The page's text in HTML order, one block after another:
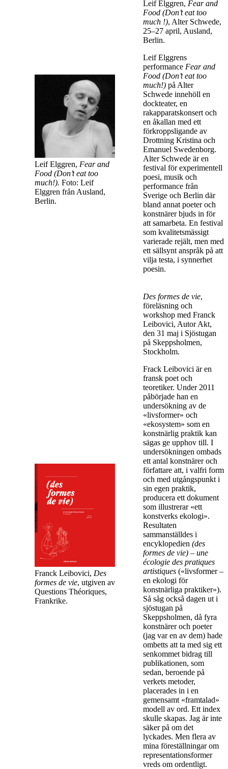
Leif Elggren, Fear and
Food (Don’t eat too
much!). Foto: Leif
Elggren från Ausland,
Berlin.
Leif Elggren, Fear and
Food (Don’t eat too
much !), Alter Schwede,
25–27 april, Ausland,
Berlin.
Leif Elggrens
performance Fear and
Food (Don’t eat too
much!) på Alter
Schwede innehöll en
dockteater, en
rakapparatskonsert och
en åkallan med ett
förkroppsligande av
Drottning Kristina och
Emanuel Swedenborg.
Alter Schwede är en
festival för experimentell
poesi, musik och
performance från
Sverige och Berlin där
bland annat poeter och
konstnärer bjuds in för
att samarbeta. En festival
som kvalitetsmässigt
varierade rejält, men med
ett sällsynt anspråk på att
vilja testa, i synnerhet
poesin.
Franck Leibovici, Des
formes de vie, utgiven av
Questions Théoriques,
Frankrike.
Des formes de vie,
föreläsning och
workshop med Franck
Leibovici, Autor Akt,
den 31 maj i Sjöstugan
på Skeppsholmen,
Stockholm.
Frack Leibovici är en
fransk poet och
teoretiker. Under 2011
påbörjade han en
undersökning av de
«livsformer» och
«ekosystem» som en
konstnärlig praktik kan
sägas ge upphov till. I
undersökningen ombads
ett antal konstnärer och
författare att, i valfri form
och med utgångspunkt i
sin egen praktik,
producera ett dokument
som illustrerar «ett
konstverks ekologi».
Resultaten
sammanställdes i
encyklopedien (des
formes de vie) – une
écologie des pratiques
artistiques («livsformer –
en ekologi för
konstnärliga praktiker»).
Så såg också dagen ut i
sjöstugan på
Skeppsholmen, då fyra
konstnärer och poeter
(jag var en av dem) hade
ombetts att ta med sig ett
senkommet bidrag till
publikationen, som
sedan, beroende på
verkets metoder,
placerades in i en
gemensamt «framtalad»
modell av ord. Ett index
skulle skapas. Jag är inte
säker på om det
lyckades. Men flera av
mina föreställningar om
representationsformer
vreds om ordentligt.